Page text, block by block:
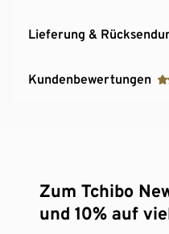
Lieferung &
Kundenbewertungen
Zum Tchibo
und 10% auf